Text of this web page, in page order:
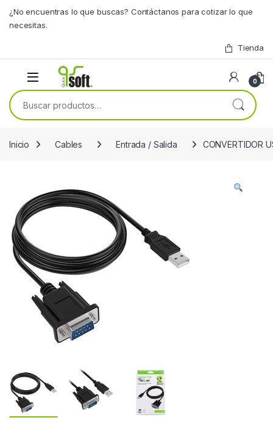
¿No encuentras lo que buscas? Contáctanos para cotizar lo que
necesitas.
Tienda
0
Buscar por:
Inicio Cables Entrada / Salida CONVERTIDOR